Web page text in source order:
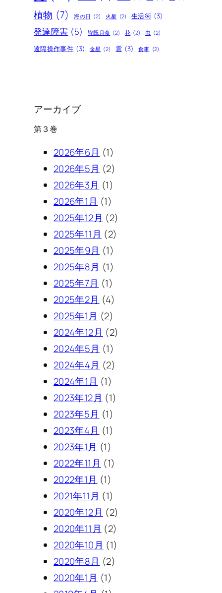
植物 (7) 海の日 (2) 火星 (2) 生活術 (3)
発達障害 (5) 皆既月食 (2) 花 (2) 虫 (2)
遠隔操作事件 (3) 金星 (2) 雲 (3) 食事 (2)
アーカイブ
第３巻
2026年6月 (1)
2026年5月 (2)
2026年3月 (1)
2026年1月 (1)
2025年12月 (2)
2025年11月 (2)
2025年9月 (1)
2025年8月 (1)
2025年7月 (1)
2025年2月 (4)
2025年1月 (2)
2024年12月 (2)
2024年5月 (1)
2024年4月 (2)
2024年1月 (1)
2023年12月 (1)
2023年5月 (1)
2023年4月 (1)
2023年1月 (1)
2022年11月 (1)
2022年1月 (1)
2021年11月 (1)
2020年12月 (2)
2020年11月 (2)
2020年10月 (1)
2020年8月 (2)
2020年1月 (1)